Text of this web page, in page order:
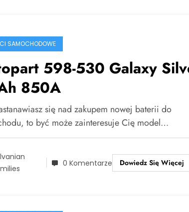
SAMOCHODOWE
598-530 Galaxy
850A
się nad zakupem nowej baterii do
to być może zainteresuje Cię model…
0 Komentarze Dowiedz Się Więcej